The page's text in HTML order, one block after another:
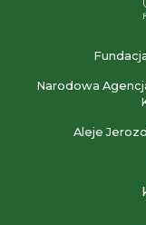
Narodowa
Aleje